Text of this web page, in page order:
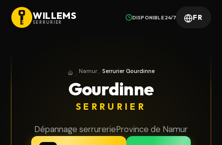
WILLEMS
SERRURIER
DISPONIBLE 24/7 FR
AccueilProvince de Namur
Namur Serrurier Gourdinne
Gourdinne
SERRURIER
Dépannage serrurerieProvince de Namur